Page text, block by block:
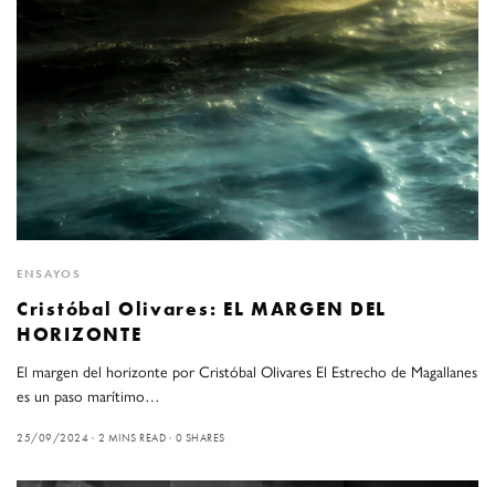
ENSAYOS
Cristóbal Olivares: EL MARGEN DEL
HORIZONTE
El margen del horizonte por Cristóbal Olivares El Estrecho de Magallanes
es un paso marítimo…
25/09/2024 2 MINS READ 0 SHARES